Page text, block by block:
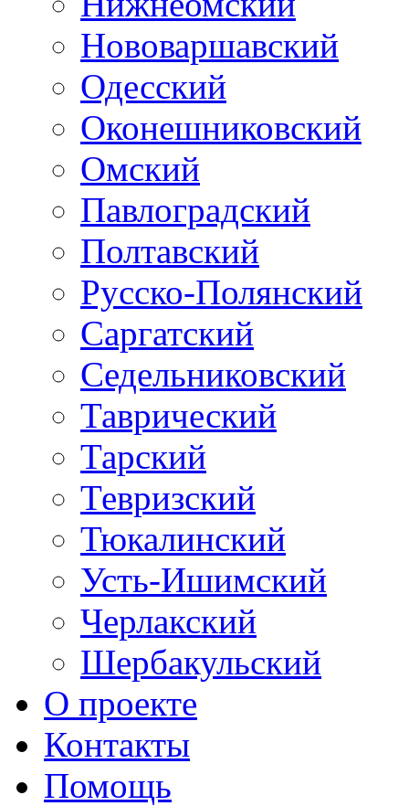
Нововаршавский
Одесский
Оконешниковский
Омский
Павлоградский
Полтавский
Русско-Полянский
Саргатский
Седельниковский
Таврический
Тарский
Тевризский
Тюкалинский
Усть-Ишимский
Черлакский
Шербакульский
О проекте
Контакты
Помощь